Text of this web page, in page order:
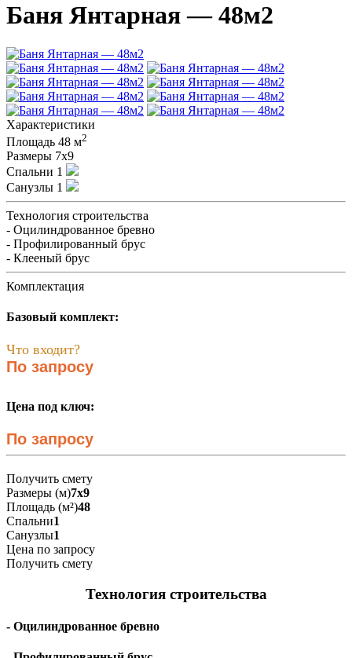
Баня Янтарная — 48м2
Характеристики
Площадь 48 м2
Размеры 7х9
Спальни 1
Санузлы 1
Технология строительства
- Оцилиндрованное бревно
- Профилированный брус
- Клееный брус
Комплектация
Базовый комплект:
Что входит?
По запросу
Цена под ключ:
По запросу
Получить смету
Размеры (м)7х9
Площадь (м²)48
Спальни1
Санузлы1
Цена по запросу
Получить смету
Технология строительства
- Оцилиндрованное бревно